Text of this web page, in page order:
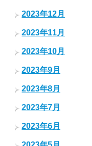
2023年12月
2023年11月
2023年10月
2023年9月
2023年8月
2023年7月
2023年6月